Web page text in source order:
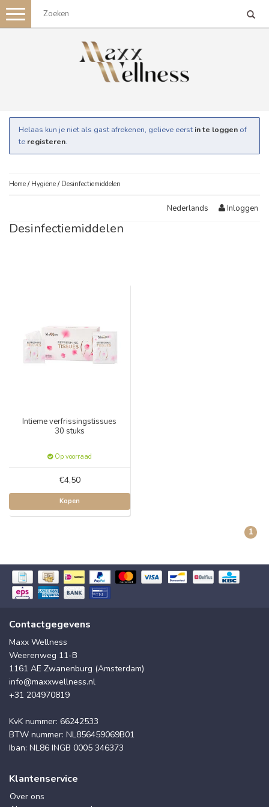
Toggle
navigation
Helaas kun je niet als gast afrekenen, gelieve eerst in te loggen of
te registeren.
Home / Hygiëne / Desinfectiemiddelen
Nederlands Inloggen
Desinfectiemiddelen
Intieme verfrissingstissues
30 stuks
Op voorraad
€4,50
Kopen
1
Contactgegevens
Maxx Wellness
Weerenweg 11-B
1161 AE Zwanenburg (Amsterdam)
info@maxxwellness.nl
+31 204970819
KvK nummer: 66242533
BTW nummer: NL856459069B01
Iban: NL86 INGB 0005 346373
Klantenservice
Over ons